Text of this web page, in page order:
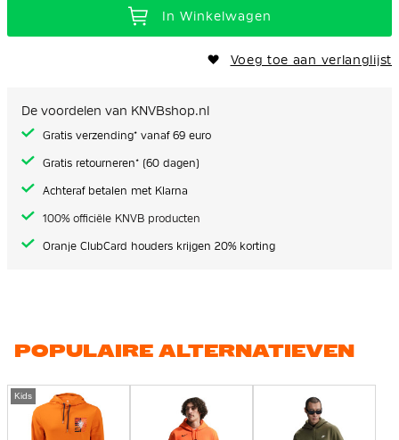
In Winkelwagen
Voeg toe aan verlanglijst
De voordelen van KNVBshop.nl
Gratis verzending* vanaf 69 euro
Gratis retourneren* (60 dagen)
Achteraf betalen met Klarna
100% officiële KNVB producten
Oranje ClubCard houders krijgen 20% korting
POPULAIRE ALTERNATIEVEN
Kids